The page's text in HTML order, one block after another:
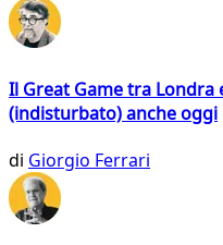
Il Great Game tra
(indisturbato) anche oggi
di Giorgio Ferrari